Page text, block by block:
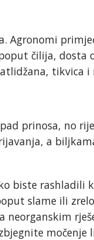
Agronomi
čilija, dosta
tikvica i
prinosa, no
a
biste rashladili
slame ili
neorganskim
močenje